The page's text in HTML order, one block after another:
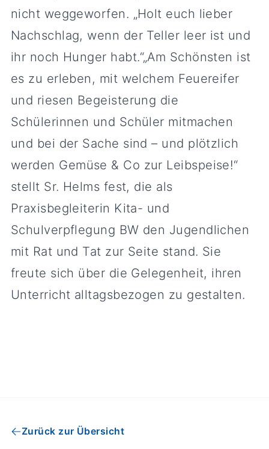
nicht weggeworfen. „Holt euch lieber
Nachschlag, wenn der Teller leer ist und
ihr noch Hunger habt.“„Am Schönsten ist
es zu erleben, mit welchem Feuereifer
und riesen Begeisterung die
Schülerinnen und Schüler mitmachen
und bei der Sache sind – und plötzlich
werden Gemüse & Co zur Leibspeise!“
stellt Sr. Helms fest, die als
Praxisbegleiterin Kita- und
Schulverpflegung BW den Jugendlichen
mit Rat und Tat zur Seite stand. Sie
freute sich über die Gelegenheit, ihren
Unterricht alltagsbezogen zu gestalten.
Zurück zur Übersicht